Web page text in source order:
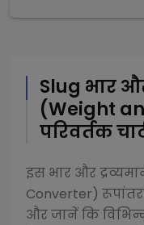
Slug भार
(Weight
परिवर्तक
इस भार और
Converter)
और जानें कि